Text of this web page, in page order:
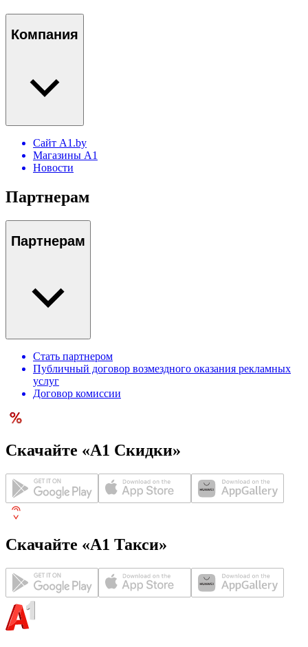
Компания
Сайт A1.by
Магазины А1
Новости
Партнерам
Партнерам
Стать партнером
Публичный договор возмездного оказания рекламных
услуг
Договор комиссии
Скачайте «А1 Скидки»
Скачайте «А1 Такси»